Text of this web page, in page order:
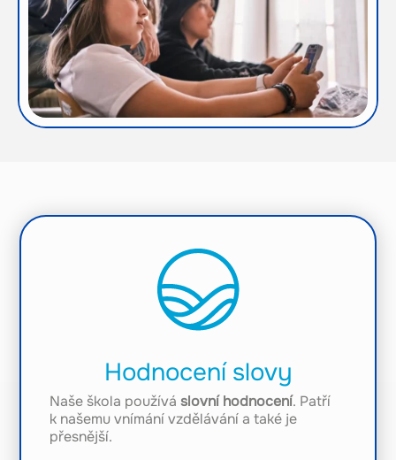
Hodnocení slovy
Naše škola používáslovní hodnocení. Patří
k našemu vnímání vzdělávání a také je
přesnější.